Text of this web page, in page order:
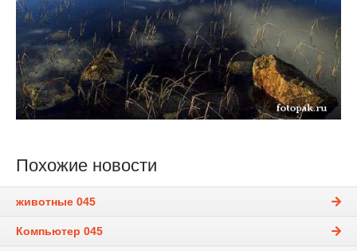
Похожие новости
животные 045
Компьютер 045